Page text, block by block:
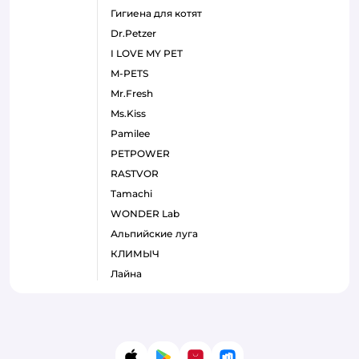
гигиена для котят
Dr.Petzer
I LOVE MY PET
M-PETS
Mr.Fresh
Ms.Kiss
Pamilee
PETPOWER
RASTVOR
Tamachi
WONDER Lab
Альпийские луга
КЛИМЫЧ
Лайна